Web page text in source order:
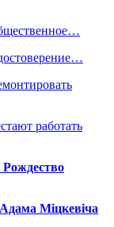
работать
Рождество
Міцкевіча